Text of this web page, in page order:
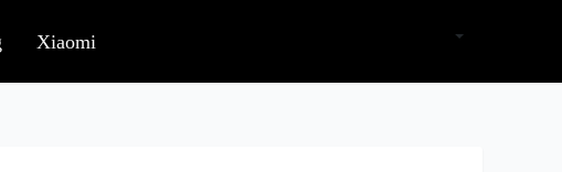
Xiaomi